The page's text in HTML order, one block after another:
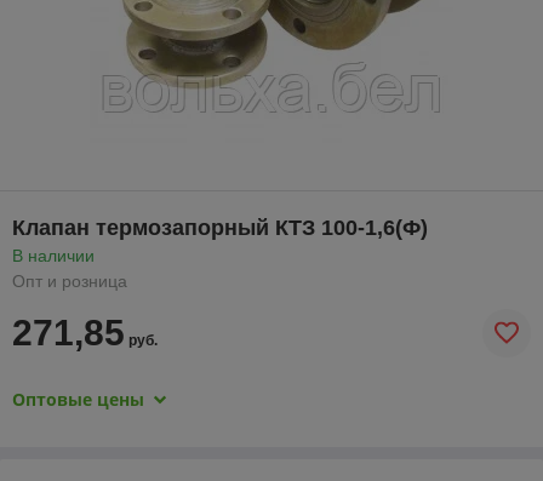
Клапан термозапорный КТЗ 100-1,6(Ф)
В наличии
Опт и розница
271,85 руб.
Оптовые цены